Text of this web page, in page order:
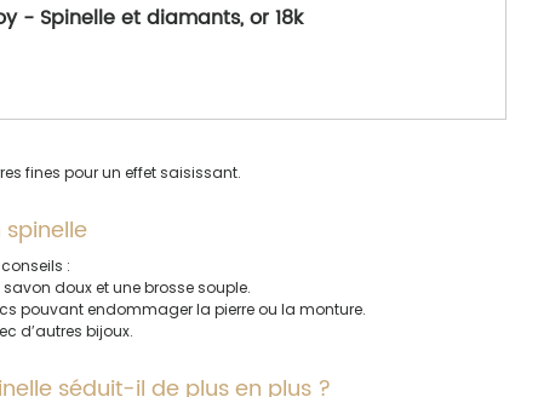
- Spinelle et diamants, or 18k
fines pour un effet saisissant.
:
doux et une brosse souple.
pouvant endommager la pierre ou la monture.
d’autres bijoux.
séduit-il de plus en plus ?